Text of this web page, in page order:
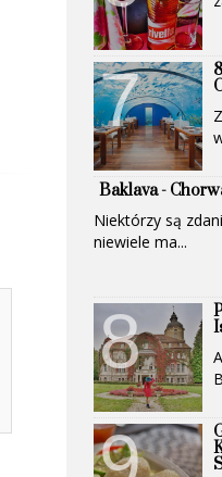
Baklava -
Niektórzy są
niewiele ma...